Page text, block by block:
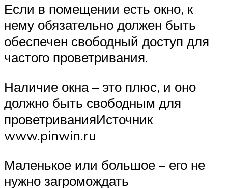
Если в помещении есть окно, к
нему обязательно должен быть
обеспечен свободный доступ для
частого проветривания.
Наличие окна – это плюс, и оно
должно быть свободным для
проветриванияИсточник
www.pinwin.ru
Маленькое или большое – его не
нужно загромождать